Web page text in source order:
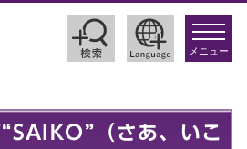
toggle
メニュー
“SAIKO”（さあ、いこ